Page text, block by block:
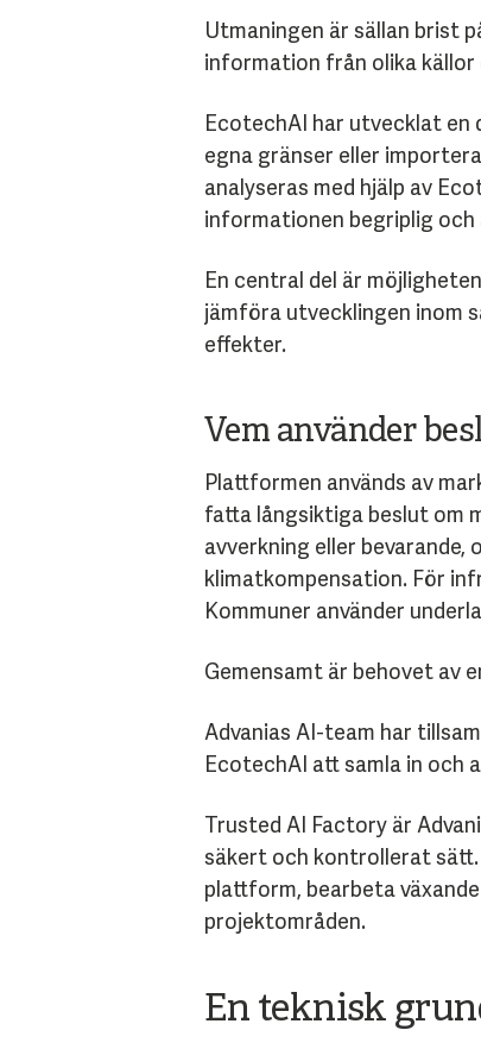
Utmaningen är sällan brist
information från olika
EcotechAI har utvecklat
egna gränser eller
analyseras med hjälp av
informationen begriplig och
En central del är
jämföra utvecklingen inom
effekter.
Vem använder
Plattformen används av
fatta långsiktiga beslut om
avverkning eller
klimatkompensation. För
Kommuner använder
Gemensamt är behovet av
Advanias AI-team har
EcotechAI att samla in och
Trusted AI Factory är
säkert och kontrollerat sätt.
plattform, bearbeta
projektområden.
En teknisk